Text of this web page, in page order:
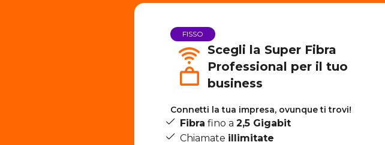
FISSO
Scegli la Super Fibra
Professional per il tuo
business
Connetti la tua impresa, ovunque ti trovi!
Fibra fino a 2,5 Gigabit
Chiamate illimitate